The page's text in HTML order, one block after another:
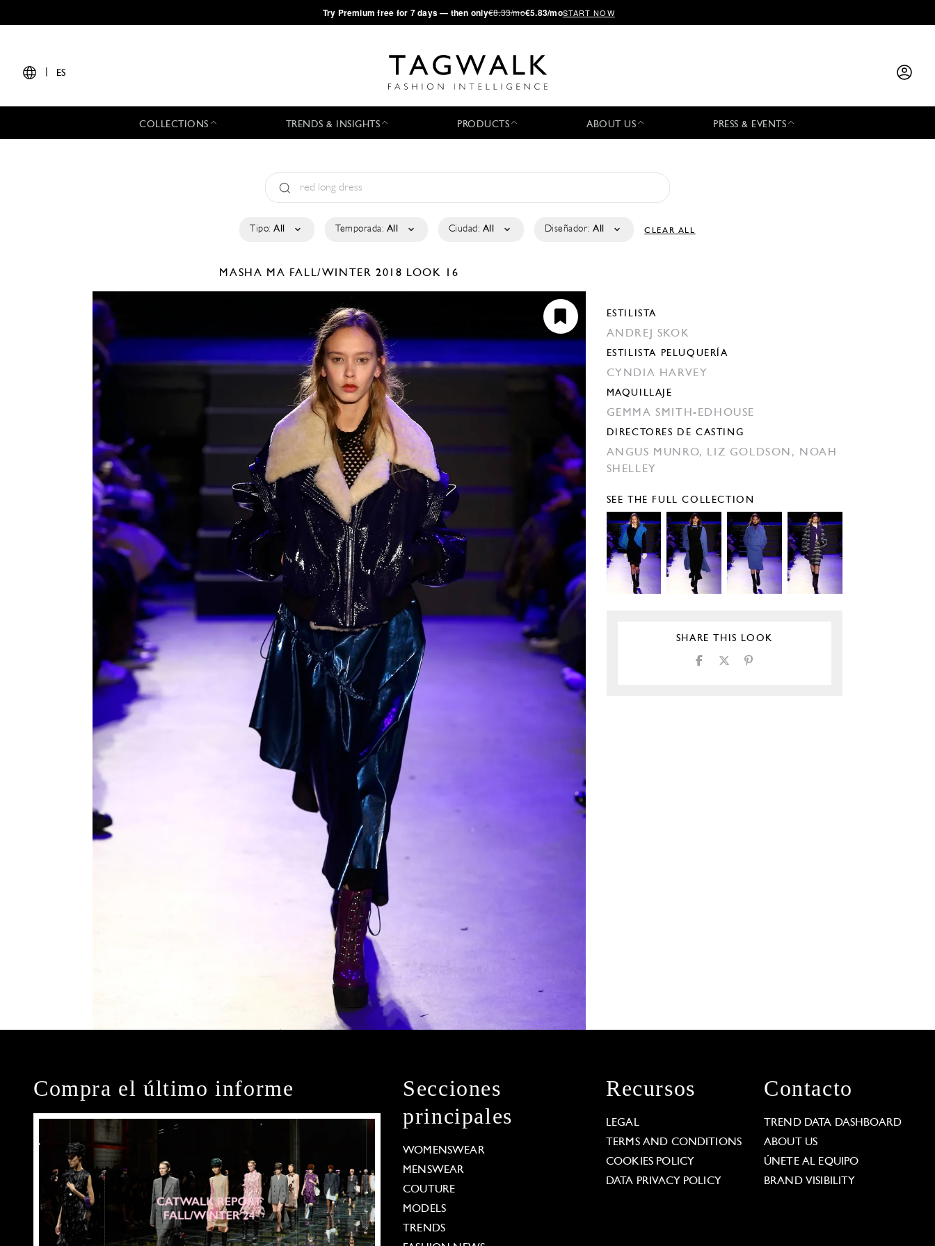
·Try Premium free for 7 days — then only€8.33/mo€5.83/moSTART NOW
ES
COLLECTIONS TRENDS & INSIGHTS PRODUCTS ABOUT US PRESS & EVENTS
Tipo: All Temporada: All Ciudad: All Diseñador: All CLEAR ALL
MASHA MA FALL/WINTER 2018 LOOK 16
ESTILISTA
ANDREJ SKOK
ESTILISTA PELUQUERÍA
CYNDIA HARVEY
MAQUILLAJE
GEMMA SMITH-EDHOUSE
DIRECTORES DE CASTING
ANGUS MUNRO, LIZ GOLDSON,
NOAH
SHELLEY
SEE THE FULL COLLECTION
SHARE THIS LOOK
Compra el último informe
Secciones
principales
WOMENSWEAR
MENSWEAR
COUTURE
MODELS
TRENDS
Recursos
LEGAL
TERMS AND CONDITIONS
COOKIES POLICY
DATA PRIVACY POLICY
Contacto
TREND DATA DASHBOARD
ABOUT US
ÚNETE AL EQUIPO
BRAND VISIBILITY